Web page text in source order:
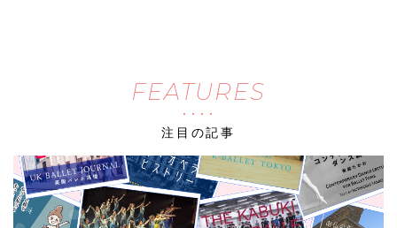
FEATURES
注目の記事